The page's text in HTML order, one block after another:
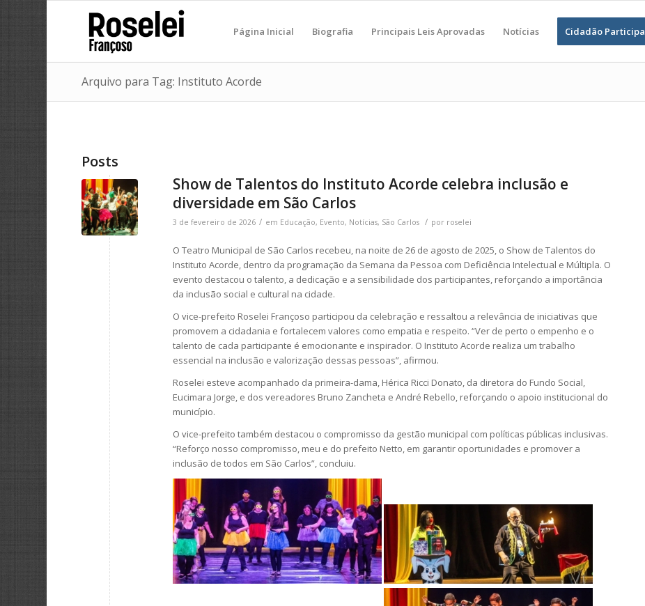
Página Inicial Biografia Principais Leis Aprovadas Notícias Cidadão Participa
Arquivo para Tag: Instituto Acorde
Posts
Show de Talentos do Instituto Acorde celebra inclusão e
diversidade em São Carlos
3 de fevereiro de 2026 / em Educação, Evento, Notícias, São Carlos / por roselei
O Teatro Municipal de São Carlos recebeu, na noite de 26 de agosto de 2025, o Show de Talentos do
Instituto Acorde, dentro da programação da Semana da Pessoa com Deficiência Intelectual e Múltipla. O
evento destacou o talento, a dedicação e a sensibilidade dos participantes, reforçando a importância
da inclusão social e cultural na cidade.
O vice-prefeito Roselei Françoso participou da celebração e ressaltou a relevância de iniciativas que
promovem a cidadania e fortalecem valores como empatia e respeito. “Ver de perto o empenho e o
talento de cada participante é emocionante e inspirador. O Instituto Acorde realiza um trabalho
essencial na inclusão e valorização dessas pessoas”, afirmou.
Roselei esteve acompanhado da primeira-dama, Hérica Ricci Donato, da diretora do Fundo Social,
Eucimara Jorge, e dos vereadores Bruno Zancheta e André Rebello, reforçando o apoio institucional do
município.
O vice-prefeito também destacou o compromisso da gestão municipal com políticas públicas inclusivas.
“Reforço nosso compromisso, meu e do prefeito Netto, em garantir oportunidades e promover a
inclusão de todos em São Carlos”, concluiu.